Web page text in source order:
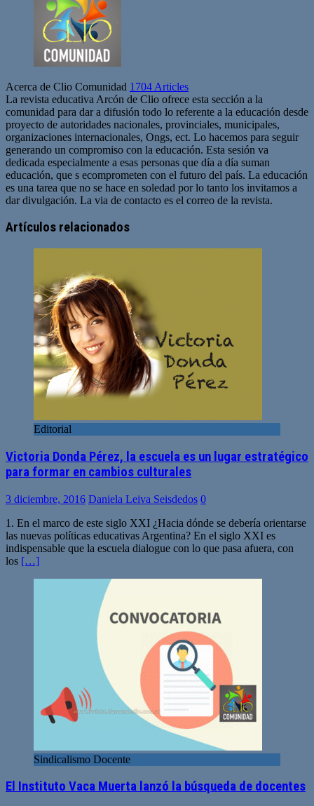
Acerca de Clio Comunidad 1704 Articles
La revista educativa Arcón de Clio ofrece esta sección a la
comunidad para dar a difusión todo lo referente a la educación desde
proyecto de autoridades nacionales, provinciales, municipales,
organizaciones internacionales, Ongs, ect. Lo hacemos para seguir
generando un compromiso con la educación. Esta sesión va
dedicada especialmente a esas personas que día a día suman
educación, que s ecomprometen con el futuro del país. La educación
es una tarea que no se hace en soledad por lo tanto los invitamos a
dar divulgación. La via de contacto es el correo de la revista.
web
Artículos relacionados
Editorial
Victoria Donda Pérez, la escuela es un lugar estratégico
para formar en cambios culturales
3 diciembre, 2016 Daniela Leiva Seisdedos 0
1. En el marco de este siglo XXI ¿Hacia dónde se debería orientarse
las nuevas políticas educativas Argentina? En el siglo XXI es
indispensable que la escuela dialogue con lo que pasa afuera, con
los […]
Sindicalismo Docente
El Instituto Vaca Muerta lanzó la búsqueda de docentes